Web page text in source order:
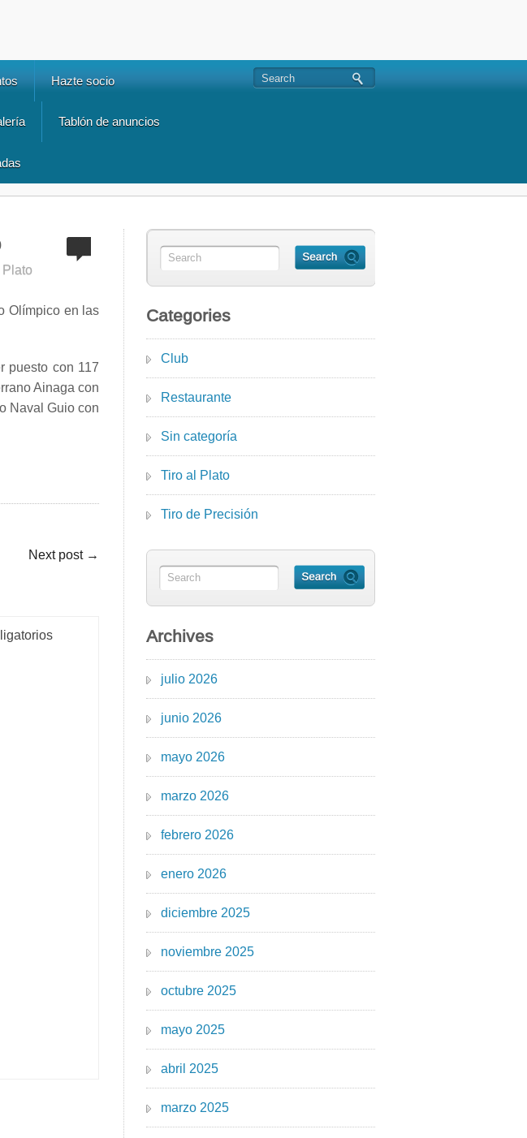
Hazte socio
Tablón de anuncios
Plato
Olímpico en las
puesto con 117
Ainaga con
Naval Guio con
Next post →
Categories
Club
Restaurante
Sin categoría
Tiro al Plato
Tiro de Precisión
Archives
julio 2026
junio 2026
mayo 2026
marzo 2026
febrero 2026
enero 2026
diciembre 2025
noviembre 2025
octubre 2025
mayo 2025
abril 2025
marzo 2025